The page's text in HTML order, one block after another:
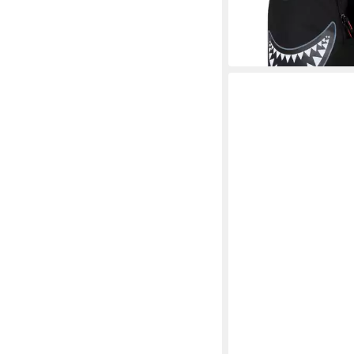
in 1-2 Werktagen bei dir